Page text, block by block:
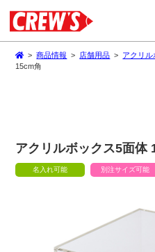
>商品情報 > 店舗用品 > アクリル
15cm角
アクリルボックス5面体
名入れ可能 別注サイズ可能